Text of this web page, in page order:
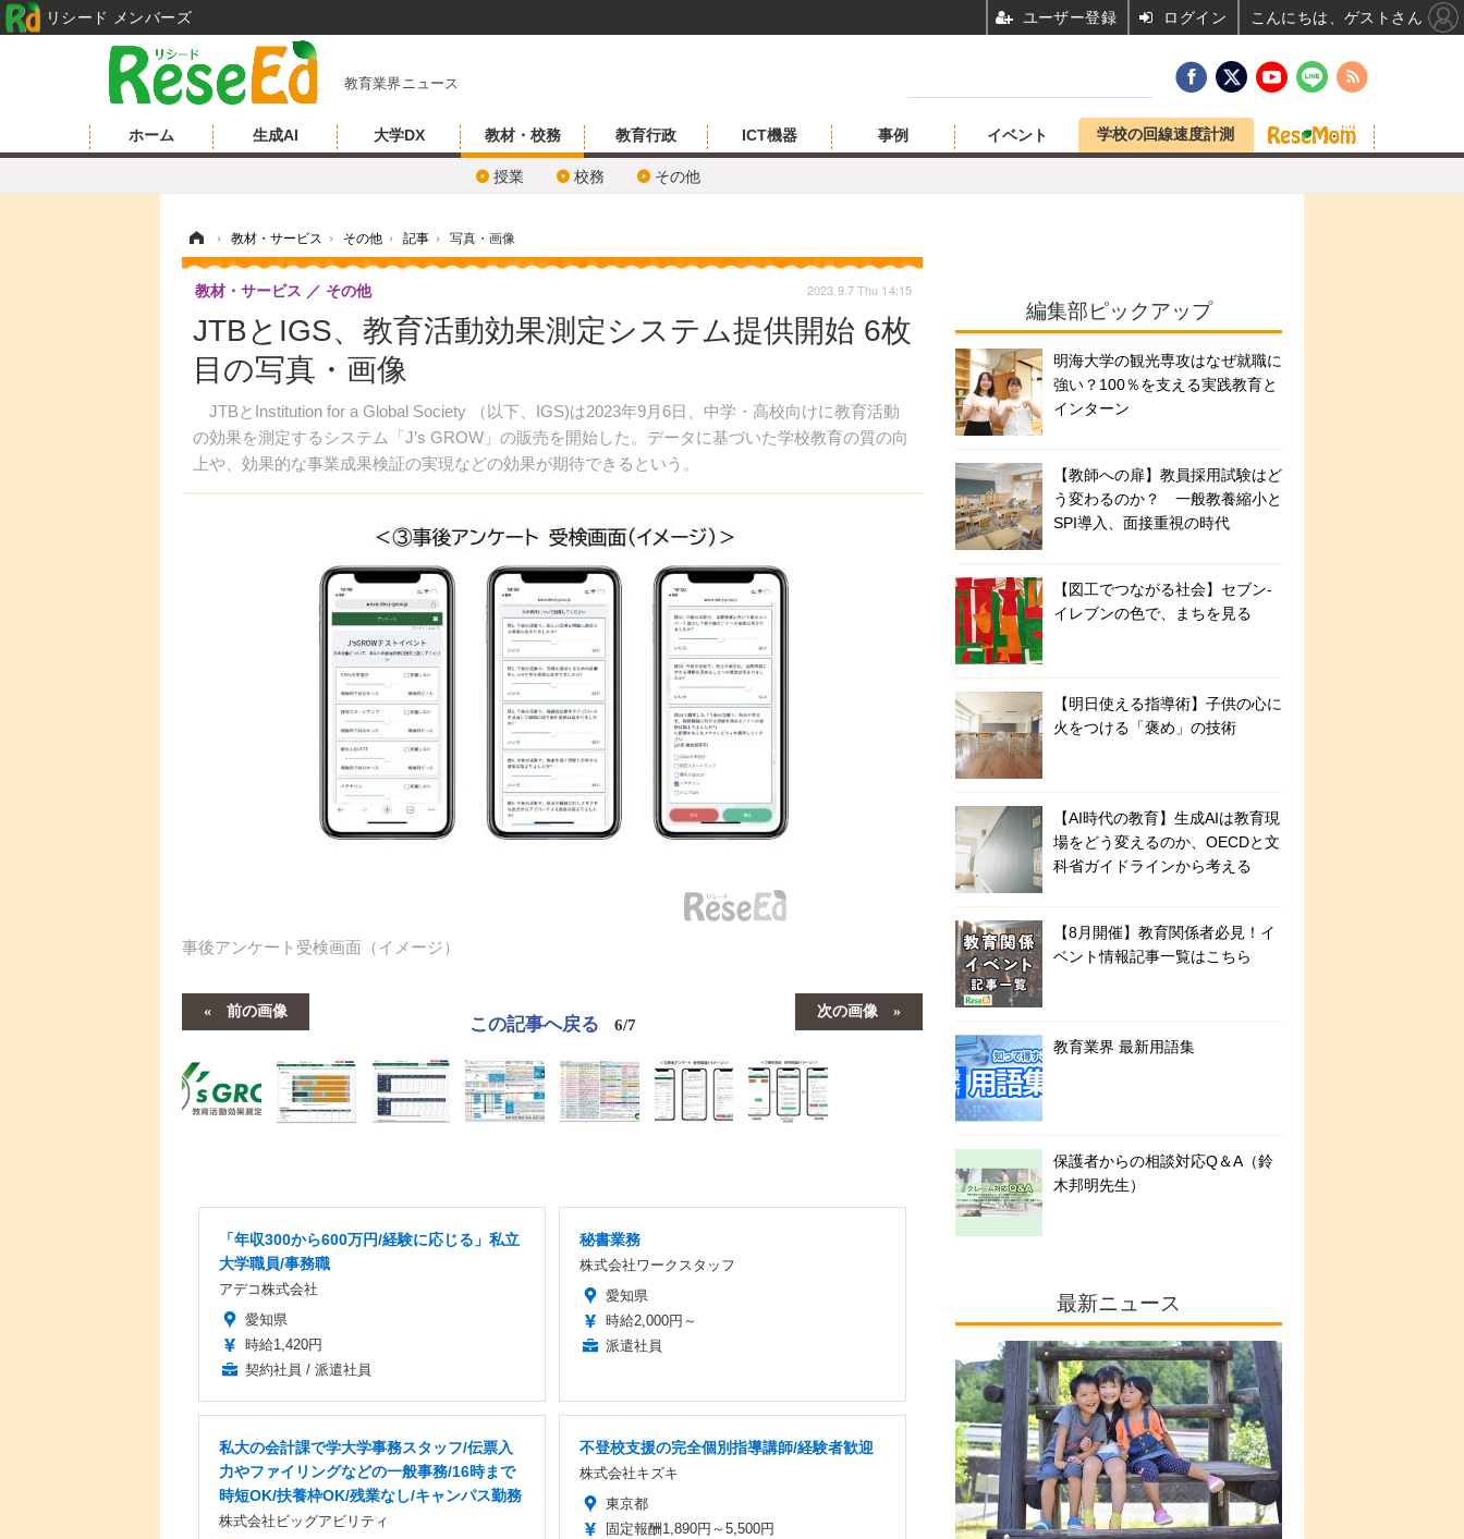
教育業界ニュース
ホーム 生成AI 大学DX 教材・校務
授業 校務 その他
教育行政 ICT機器 事例 イベント 学校の回線速度計測
› 教材・サービス › その他 › 記事 › 写真・画像
JTBとIGS、教育活動効果測定システム提供開始 6枚
目の写真・画像
JTBとInstitution for a Global Society （以下、IGS)は2023年9月6日、中学・高校向けに教育活動
の効果を測定するシステム「J’s GROW」の販売を開始した。データに基づいた学校教育の質の向
上や、効果的な事業成果検証の実現などの効果が期待できるという。
教材・サービス その他 2023.9.7 Thu 14:15
事後アンケート受検画面（イメージ）
前の画像 次の画像
この記事へ戻る 6/7
「年収300から600万円/経験に応じる」私立
大学職員/事務職
アデコ株式会社
愛知県
時給1,420円
契約社員 / 派遣社員
秘書業務
株式会社ワークスタッフ
愛知県
時給2,000円～
派遣社員
私大の会計課で学大学事務スタッフ/伝票入
力やファイリングなどの一般事務/16時まで
時短OK/扶養枠OK/残業なし/キャンパス勤務
株式会社ビッグアビリティ
不登校支援の完全個別指導講師/経験者歓迎
株式会社キズキ
東京都
固定報酬1,890円～5,500円
編集部ピックアップ
明海大学の観光専攻はなぜ就職に
強い？100％を支える実践教育と
インターン
【教師への扉】教員採用試験はど
う変わるのか？ 一般教養縮小と
SPI導入、面接重視の時代
【図工でつながる社会】セブン‐
イレブンの色で、まちを見る
【明日使える指導術】子供の心に
火をつける「褒め」の技術
【AI時代の教育】生成AIは教育現
場をどう変えるのか、OECDと文
科省ガイドラインから考える
【8月開催】教育関係者必見！イ
ベント情報記事一覧はこちら
教育業界 最新用語集
保護者からの相談対応Q＆A（鈴
木邦明先生）
最新ニュース
リシード メンバーズ ユーザー登録 ログイン こんにちは、ゲストさん